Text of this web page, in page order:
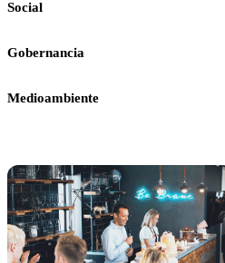
Social
Gobernancia
Medioambiente